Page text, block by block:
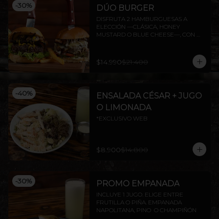
-30% DÚO BURGER
DISFRUTA 2 HAMBURGUESAS A
ELECCIÓN —CLÁSICA, HONEY
MUSTARD O BLUE CHEESE—, CON
$14.990$21.400
-40%
ENSALADA CÉSAR + JUGO
O LIMONADA
*EXCLUSIVO WEB
$8.900$14.800
-30% PROMO EMPANADA
INCLUYE 1 JUGO. ELIGE ENTRE
FRUTILLA O PIÑA. EMPANADA
NAPOLITANA, PINO  O CHAMPIÑÓN